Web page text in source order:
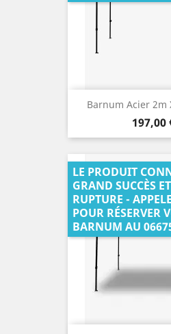
Barnum Acier 2m
Prix
197,00
LE PRODUIT
GRAND SUCCÈS
RUPTURE -
POUR RÉSERVER
BARNUM AU